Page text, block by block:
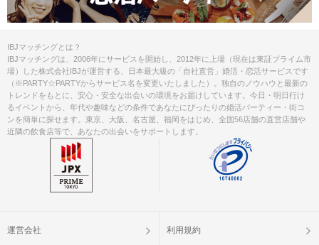
IBJマッチングとは？
IBJマッチングは、2006年にサービスを開始し、2012年に上場（現在は東証プライム市
場）した株式会社IBJが運営する、日本最大級の「自社直営」婚活・恋活サービスです
（※PARTY☆PARTYからサービス名を変更いたしました）。独自のノウハウと最新の
トレンドをもとに、安心・安全な出会いの環境をお届けしています。今日・明日行け
るイベントから、年代や趣味などの条件であなたにぴったりの婚活パーティー・街コ
ンを簡単に探せます。東京、大阪、名古屋、福岡をはじめ、全国56店舗の直営店舗や
近隣の飲食店等で、あなたの出会いをサポートします。
運営会社 利用規約